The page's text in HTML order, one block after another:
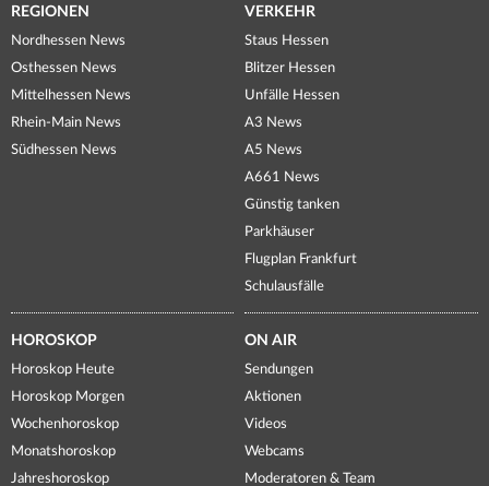
REGIONEN
Nordhessen News
Osthessen News
Mittelhessen News
Rhein-Main News
Südhessen News
VERKEHR
Staus Hessen
Blitzer Hessen
Unfälle Hessen
A3 News
A5 News
A661 News
Günstig tanken
Parkhäuser
Flugplan Frankfurt
Schulausfälle
HOROSKOP
Horoskop Heute
Horoskop Morgen
Wochenhoroskop
Monatshoroskop
Jahreshoroskop
ON AIR
Sendungen
Aktionen
Videos
Webcams
Moderatoren & Team